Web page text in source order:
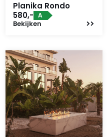
Planika Rondo
580,- A
Bekijken